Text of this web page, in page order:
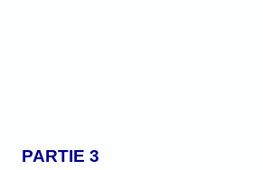
PARTIE 3